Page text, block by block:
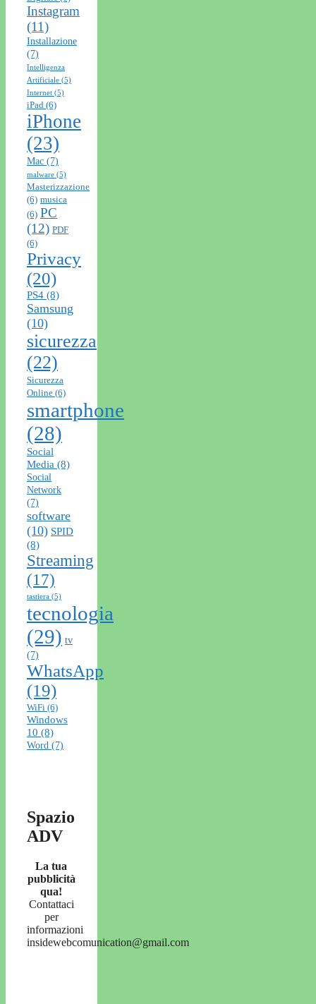
Instagram
(11)
Installazione
(7)
Intelligenza
Artificiale (5)
Internet (5)
iPad (6)
iPhone
(23)
Mac (7)
malware (5)
Masterizzazione
(6) musica
(6) PC
(12) PDF
(6)
Privacy
(20)
PS4 (8)
Samsung
(10)
sicurezza
(22)
Sicurezza
Online (6)
smartphone
(28)
Social
Media (8)
Social
Network
(7)
software
(10) SPID
(8)
Streaming
(17)
tastiera (5)
tecnologia
(29) tv
(7)
WhatsApp
(19)
WiFi (6)
Windows
10 (8)
Word (7)
Spazio
ADV
La tua
pubblicità
qua!
Contattaci
per
informazioni
insidewebcomunication@gmail.com